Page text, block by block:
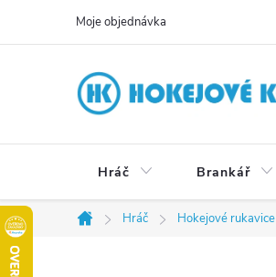
Moje objednávka
Hráč Brankář
Domů
Hráč Hokejové rukavice